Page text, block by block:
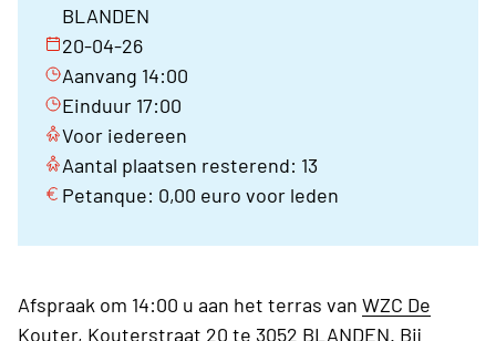
BLANDEN
20-04-26
Aanvang 14:00
Einduur 17:00
Voor iedereen
Aantal plaatsen resterend: 13
Petanque: 0,00 euro voor leden
Afspraak om 14:00 u aan het terras van WZC De
Kouter, Kouterstraat 20 te 3052 BLANDEN. Bij